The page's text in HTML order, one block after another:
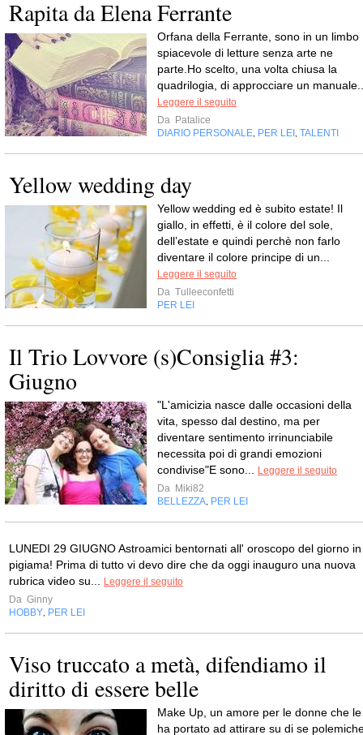
Rapita da Elena Ferrante
Orfana della Ferrante, sono in un limbo
spiacevole di letture senza arte ne
parte.Ho scelto, una volta chiusa la
quadrilogia, di approcciare un
Leggere il seguito
Da Patalice
DIARIO PERSONALE PER LEI TALENTI
Yellow wedding day
Yellow wedding ed è subito estate! Il
giallo, in effetti, è il colore del sole,
dell’estate e quindi perchè non farlo
diventare il colore principe di un...
Leggere il seguito
Da Tulleeconfetti
PER LEI
Il Trio Lovvore (s)Consiglia #3:
Giugno
"L'amicizia nasce dalle occasioni della
vita, spesso dal destino, ma per
diventare sentimento irrinunciabile
necessita poi di grandi emozioni
condivise"E sono...
Leggere il seguito
Da Miki82
BELLEZZA PER LEI
LUNEDI 29 GIUGNO Astroamici bentornati all' oroscopo del giorno in
pigiama! Prima di tutto vi devo dire che da oggi inauguro una nuova
rubrica video su...
Leggere il seguito
Da Ginny
HOBBY PER LEI
Viso truccato a metà, difendiamo il
diritto di essere belle
Make Up, un amore per le donne che le
ha portato ad attirare su di se